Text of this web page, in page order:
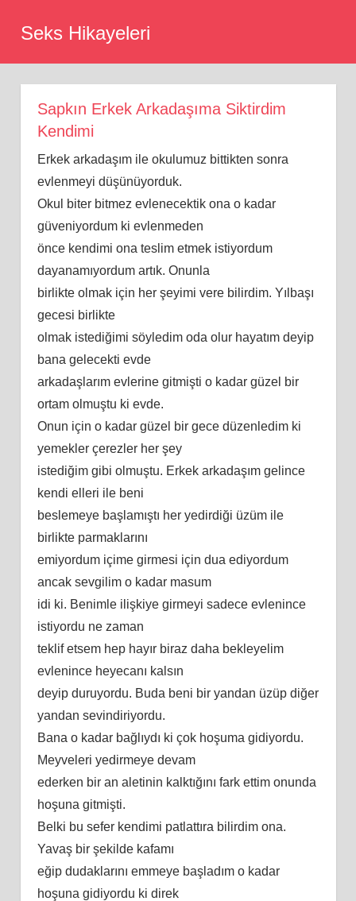
Seks Hikayeleri
Sapkın Erkek Arkadaşıma Siktirdim
Kendimi
Erkek arkadaşım ile okulumuz bittikten sonra
evlenmeyi düşünüyorduk.
Okul biter bitmez evlenecektik ona o kadar
güveniyordum ki evlenmeden
önce kendimi ona teslim etmek istiyordum
dayanamıyordum artık. Onunla
birlikte olmak için her şeyimi vere bilirdim. Yılbaşı
gecesi birlikte
olmak istediğimi söyledim oda olur hayatım deyip
bana gelecekti evde
arkadaşlarım evlerine gitmişti o kadar güzel bir
ortam olmuştu ki evde.
Onun için o kadar güzel bir gece düzenledim ki
yemekler çerezler her şey
istediğim gibi olmuştu. Erkek arkadaşım gelince
kendi elleri ile beni
beslemeye başlamıştı her yedirdiği üzüm ile
birlikte parmaklarını
emiyordum içime girmesi için dua ediyordum
ancak sevgilim o kadar masum
idi ki. Benimle ilişkiye girmeyi sadece evlenince
istiyordu ne zaman
teklif etsem hep hayır biraz daha bekleyelim
evlenince heyecanı kalsın
deyip duruyordu. Buda beni bir yandan üzüp diğer
yandan sevindiriyordu.
Bana o kadar bağlıydı ki çok hoşuma gidiyordu.
Meyveleri yedirmeye devam
ederken bir an aletinin kalktığını fark ettim onunda
hoşuna gitmişti.
Belki bu sefer kendimi patlattıra bilirdim ona.
Yavaş bir şekilde kafamı
eğip dudaklarını emmeye başladım o kadar
hoşuna gidiyordu ki direk